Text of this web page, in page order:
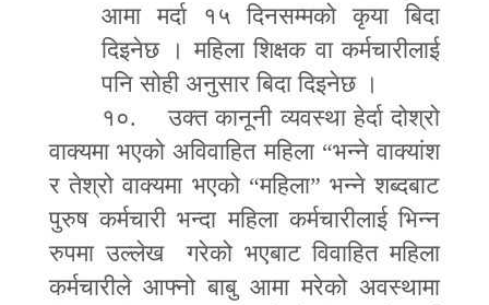
आमा मर्दा १५ दिनसम्मको कृया बिदा
दिइनेछ । महिला शिक्षक वा कर्मचारीलाई
पनि सोही अनुसार बिदा दिइनेछ ।
१०. उक्त कानूनी व्यवस्था हेर्दा दोश्रो
वाक्यमा भएको अविवाहित महिला “भन्ने वाक्यांश
र तेश्रो वाक्यमा भएको “महिला” भन्ने शब्दबाट
पुरुष कर्मचारी भन्दा महिला कर्मचारीलाई भिन्न
रुपमा उल्लेख गरेको भएबाट विवाहित महिला
कर्मचारीले आफ्नो बाबु आमा मरेको अवस्थामा